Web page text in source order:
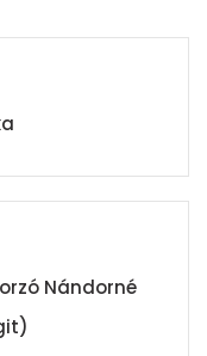
Nándorné